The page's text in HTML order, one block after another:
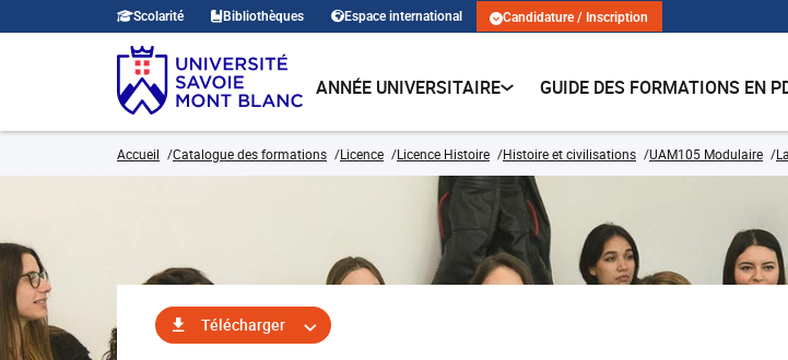
Scolarité Bibliothèques Espace international Candidature / Inscription
ANNÉE UNIVERSITAIRE GUIDE DES FORMATIONS EN
Accueil Catalogue des formations Licence Licence Histoire Histoire et civilisations UAM105 Modulaire
Télécharger